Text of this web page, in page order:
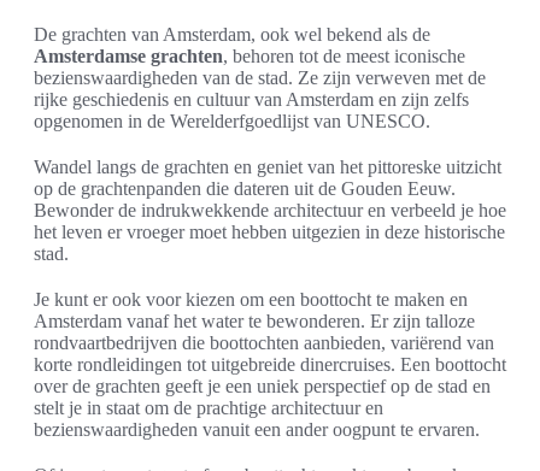
De grachten van Amsterdam, ook wel bekend als de
Amsterdamse grachten, behoren tot de meest iconische
bezienswaardigheden van de stad. Ze zijn verweven met de
rijke geschiedenis en cultuur van Amsterdam en zijn zelfs
opgenomen in de Werelderfgoedlijst van UNESCO.
Wandel langs de grachten en geniet van het pittoreske uitzicht
op de grachtenpanden die dateren uit de Gouden Eeuw.
Bewonder de indrukwekkende architectuur en verbeeld je hoe
het leven er vroeger moet hebben uitgezien in deze historische
stad.
Je kunt er ook voor kiezen om een boottocht te maken en
Amsterdam vanaf het water te bewonderen. Er zijn talloze
rondvaartbedrijven die boottochten aanbieden, variërend van
korte rondleidingen tot uitgebreide dinercruises. Een boottocht
over de grachten geeft je een uniek perspectief op de stad en
stelt je in staat om de prachtige architectuur en
bezienswaardigheden vanuit een ander oogpunt te ervaren.